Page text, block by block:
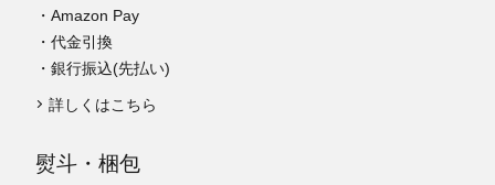
・Amazon Pay
・代金引換
・銀行振込(先払い)
詳しくはこちら
熨斗・梱包